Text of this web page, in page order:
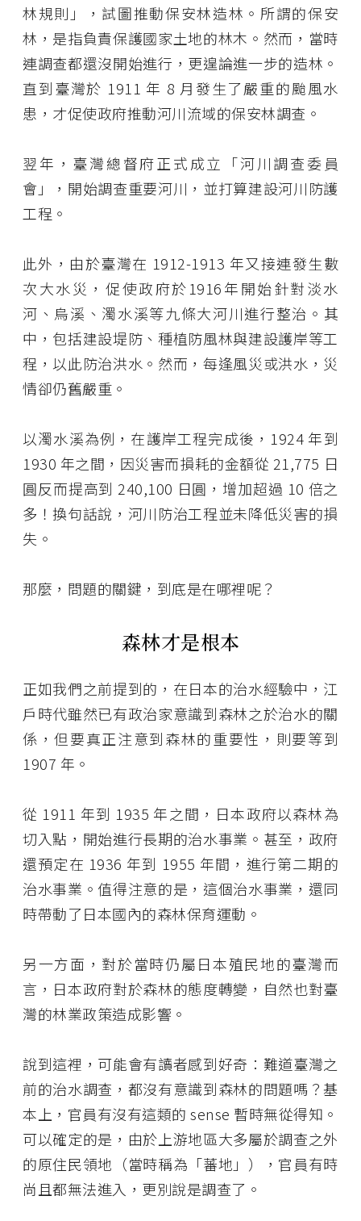
林規則」，試圖推動保安林造林。所謂的保安
林，是指負責保護國家土地的林木。然而，當時
連調查都還沒開始進行，更遑論進一步的造林。
直到臺灣於 1911 年 8 月發生了嚴重的颱風水
患，才促使政府推動河川流域的保安林調查。
翌年，臺灣總督府正式成立「河川調查委員
會」，開始調查重要河川，並打算建設河川防護
工程。
此外，由於臺灣在 1912-1913 年又接連發生數
次大水災，促使政府於1916年開始針對淡水
河、烏溪、濁水溪等九條大河川進行整治。其
中，包括建設堤防、種植防風林與建設護岸等工
程，以此防治洪水。然而，每逢風災或洪水，災
情卻仍舊嚴重。
以濁水溪為例，在護岸工程完成後，1924 年到
1930 年之間，因災害而損耗的金額從 21,775 日
圓反而提高到 240,100 日圓，增加超過 10 倍之
多！換句話說，河川防治工程並未降低災害的損
失。
那麼，問題的關鍵，到底是在哪裡呢？
森林才是根本
正如我們之前提到的，在日本的治水經驗中，江
戶時代雖然已有政治家意識到森林之於治水的關
係，但要真正注意到森林的重要性，則要等到
1907 年。
從 1911 年到 1935 年之間，日本政府以森林為
切入點，開始進行長期的治水事業。甚至，政府
還預定在 1936 年到 1955 年間，進行第二期的
治水事業。值得注意的是，這個治水事業，還同
時帶動了日本國內的森林保育運動。
另一方面，對於當時仍屬日本殖民地的臺灣而
言，日本政府對於森林的態度轉變，自然也對臺
灣的林業政策造成影響。
說到這裡，可能會有讀者感到好奇：難道臺灣之
前的治水調查，都沒有意識到森林的問題嗎？基
本上，官員有沒有這類的 sense 暫時無從得知。
可以確定的是，由於上游地區大多屬於調查之外
的原住民領地（當時稱為「蕃地」），官員有時
尚且都無法進入，更別說是調查了。